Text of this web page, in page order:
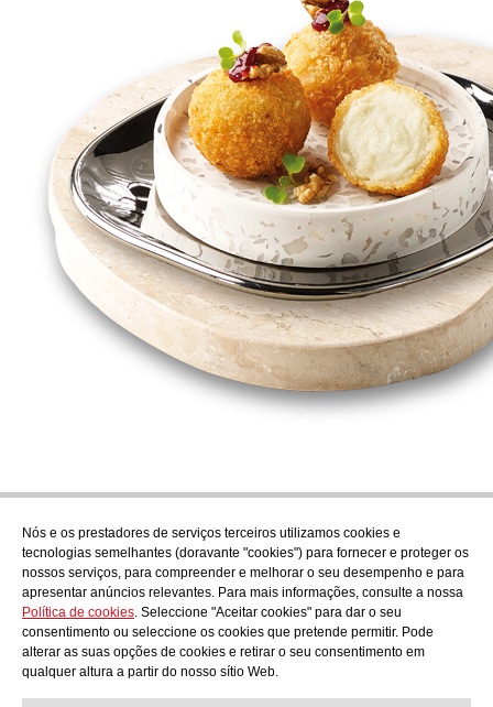
Nós e os prestadores de serviços terceiros utilizamos cookies e
tecnologias semelhantes (doravante "cookies") para fornecer e proteger os
nossos serviços, para compreender e melhorar o seu desempenho e para
apresentar anúncios relevantes. Para mais informações, consulte a nossa
Política de cookies. Seleccione "Aceitar cookies" para dar o seu
consentimento ou seleccione os cookies que pretende permitir. Pode
alterar as suas opções de cookies e retirar o seu consentimento em
qualquer altura a partir do nosso sítio Web.
Subscrever
Descubra o que está a cozinhar em AudensFood.
Li e aceito a Política de privacidade
NósAudens news Productos Blogue gastronómico Contacto
Trabalhar connosco